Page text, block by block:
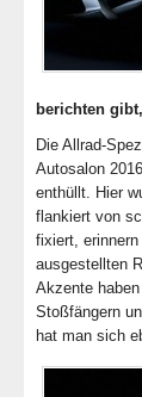
berichten
Die Allrad-
Autosalon
enthüllt. Hier
flankiert von
fixiert,
ausgestellten
Akzente
Stoßfängern
hat man sich